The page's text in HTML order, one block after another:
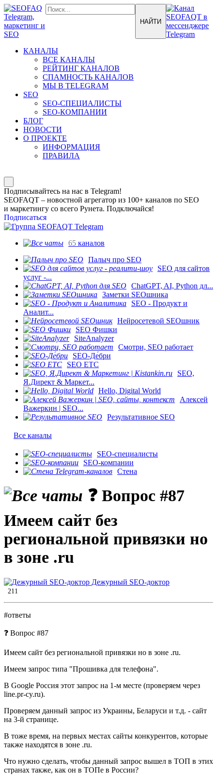
КАНАЛЫ
ВСЕ КАНАЛЫ
РЕЙТИНГ КАНАЛОВ
СПАМНОСТЬ КАНАЛОВ
МЫ В TELEGRAM
SEO
SEO-СПЕЦИАЛИСТЫ
SEO-КОМПАНИИ
БЛОГ
НОВОСТИ
О ПРОЕКТЕ
ИНФОРМАЦИЯ
ПРАВИЛА
Подписывайтесь на нас в Telegram!
SEOFAQT – новостной агрегатор из 100+ каналов по SEO
и маркетингу со всего Рунета. Подключайся!
Подписаться
65 каналов
Палыч про SEO
SEO для сайтов
услуг -...
ChatGPT, AI, Python дл...
Заметки SEOшника
SEO - Продукт и
Аналит...
Нейросетевой SEOшник
SEO Фишки
SiteAnalyzer
Смотри, SEO работает
SEO-Де́бри
SEO ETC
SEO,
Я.Директ & Маркет...
Hello, Digital World
Алексей
Важеркин | SEO...
Результативное SEO
Все каналы
SEO-специалисты
SEO-компании
Стена
❓ Вопрос #87
Имеем сайт без
региональной привязки но
в зоне .ru
Дежурный SEO-доктор
211
#ответы
❓ Вопрос #87
Имеем сайт без региональной привязки но в зоне .ru.
Имеем запрос типа "Прошивка для телефона".
В Google Россия этот запрос на 1-м месте (проверяем через
line.pr-cy.ru).
Проверяем данный запрос из Украины, Беларуси и т.д. - сайт
на 3-й странице.
В тоже время, на первых местах сайты конкурентов, которые
также находятся в зоне .ru.
Что нужно сделать, чтобы данный запрос вышел в ТОП в этих
странах также, как он в ТОПе в России?